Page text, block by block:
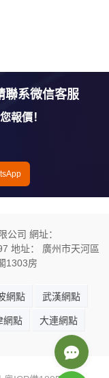
聯系微信客服
報價！
公司 網址：
地址： 廣州市天河區
1303房
網點 武漢網點
網點 大連網點